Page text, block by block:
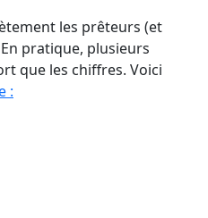
les prêteurs (et
pratique, plusieurs
que les chiffres. Voici
: